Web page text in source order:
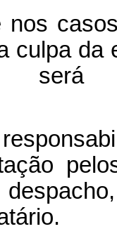
nos
culpa da
será